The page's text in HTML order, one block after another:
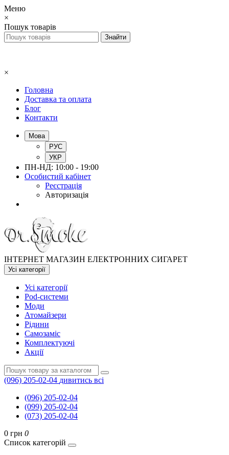
Меню
×
Пошук товарів
×
Головна
Доставка та оплата
Блог
Контакти
Мова
РУС
УКР
ПН-НД: 10:00 - 19:00
Особистий кабінет
Реєстрація
Авторизація
ІНТЕРНЕТ МАГАЗИН ЕЛЕКТРОННИХ СИГАРЕТ
Усі категорії
Усі категорії
Pod-системи
Моди
Атомайзери
Рідини
Самозаміс
Комплектуючі
Акції
(096) 205-02-04 дивитись всі
(096) 205-02-04
(099) 205-02-04
(073) 205-02-04
0 грн 0
Список категорій